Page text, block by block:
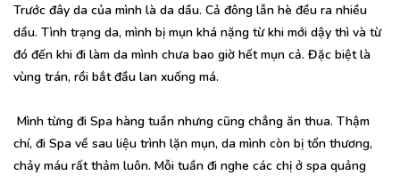
Trước đây da của mình là da dầu. Cả đông lẫn hè đều ra nhiều
dầu. Tình trạng da, mình bị mụn khá nặng từ khi mới dậy thì và từ
đó đến khi đi làm da mình chưa bao giờ hết mụn cả. Đặc biệt là
vùng trán, rồi bắt đầu lan xuống má.
Mình từng đi Spa hàng tuần nhưng cũng chẳng ăn thua. Thậm
chí, đi Spa về sau liệu trình lặn mụn, da mình còn bị tổn thương,
chảy máu rất thảm luôn. Mỗi tuần đi nghe các chị ở spa quảng